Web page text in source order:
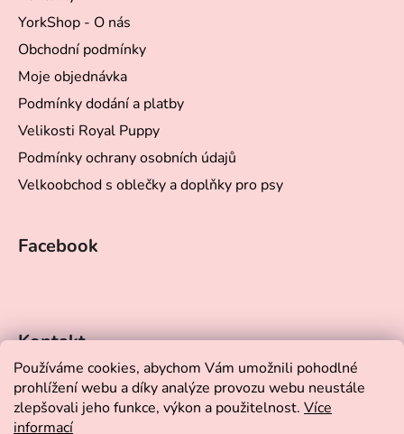
Používáme cookies, abychom Vám umožnili pohodlné
prohlížení webu a díky analýze provozu webu neustále
zlepšovali jeho funkce, výkon a použitelnost. Více
informací
YorkShop - O nás
Obchodní podmínky
Moje objednávka
Podmínky dodání a platby
Velikosti Royal Puppy
Podmínky ochrany osobních údajů
Velkoobchod s oblečky a doplňky pro psy
Facebook
Kontakt
eshop@ yorkshop.cz